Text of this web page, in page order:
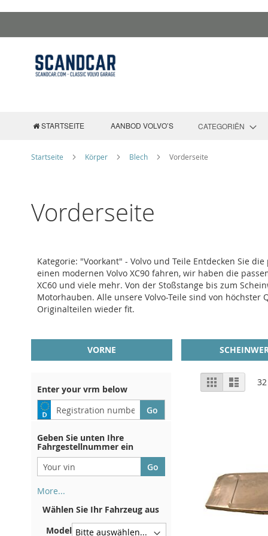
Inhalt
STARTSEITE AANBOD VOLVO’S CATEGORIËN
Startseite Körper Blech Vorderseite
Vorderseite
Kategorie: "Voorkant" - Volvo und Teile Entdecken Sie
einen modernen Volvo XC90 fahren, wir haben die
XC60 und viele mehr. Von der Stoßstange bis zum
Motorhauben. Alle unsere Volvo-Teile sind von
Originalteilen wieder fit.
VORNE
Anzeigen
als
Liste Liste 32
Enter your vrm below
Geben Sie unten Ihre
Fahrgestellnummer ein
More...
Sie auf der Rückseite Ihrer
Zulassungsbescheinigung. Und
Wählen Sie Ihr Fahrzeug aus
Model